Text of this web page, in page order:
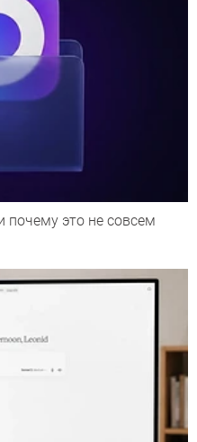
почему это не совсем